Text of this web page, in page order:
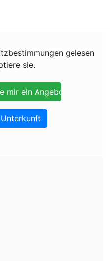
gelesen
sie.